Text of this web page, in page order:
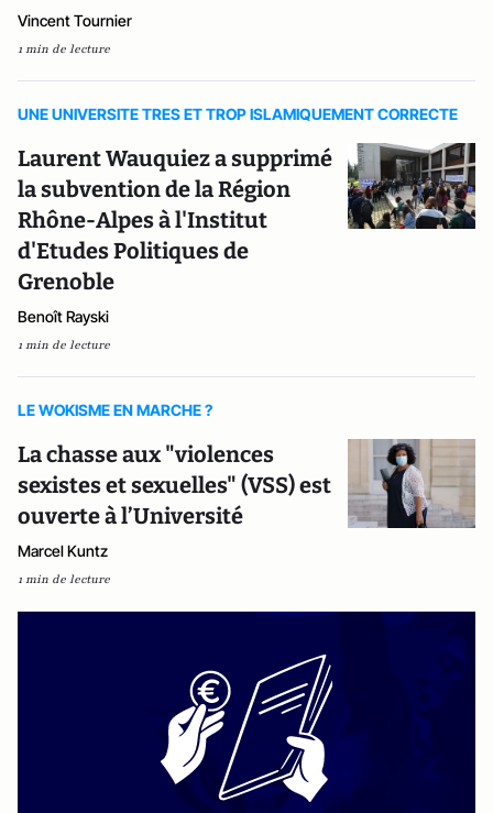
Vincent Tournier
1 min de lecture
UNE UNIVERSITE TRES ET TROP ISLAMIQUEMENT CORRECTE
Laurent Wauquiez a supprimé
la subvention de la Région
Rhône-Alpes à l'Institut
d'Etudes Politiques de
Grenoble
Benoît Rayski
1 min de lecture
LE WOKISME EN MARCHE ?
La chasse aux "violences
sexistes et sexuelles" (VSS) est
ouverte à l’Université
Marcel Kuntz
1 min de lecture